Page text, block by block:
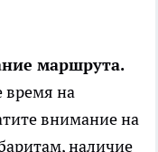
маршрута.
время на
внимание на
наличие